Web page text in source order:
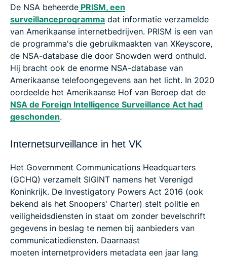
De NSA beheerde PRISM, een
surveillanceprogramma dat informatie verzamelde
van Amerikaanse internetbedrijven. PRISM is een van
de programma's die gebruikmaakten van XKeyscore,
de NSA-database die door Snowden werd onthuld.
Hij bracht ook de enorme NSA-database van
Amerikaanse telefoongegevens aan het licht. In 2020
oordeelde het Amerikaanse Hof van Beroep dat de
NSA de Foreign Intelligence Surveillance Act had
geschonden.
Internetsurveillance in het VK
Het Government Communications Headquarters
(GCHQ) verzamelt SIGINT namens het Verenigd
Koninkrijk. De Investigatory Powers Act 2016 (ook
bekend als het Snoopers' Charter) stelt politie en
veiligheidsdiensten in staat om zonder bevelschrift
gegevens in beslag te nemen bij aanbieders van
communicatiediensten. Daarnaast
moeten internetproviders metadata een jaar lang